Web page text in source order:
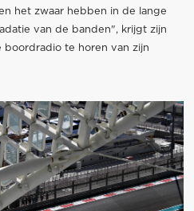
het zwaar hebben in de lange
van de banden", krijgt zijn
te horen van zijn